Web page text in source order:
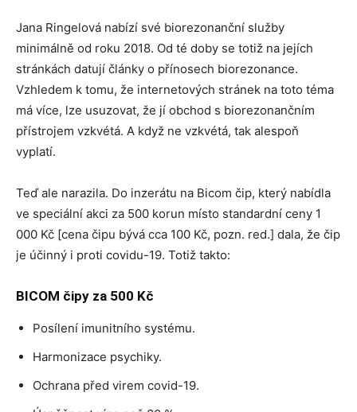
Jana Ringelová nabízí své biorezonanční služby
minimálně od roku 2018. Od té doby se totiž na jejích
stránkách datují články o přínosech biorezonance.
Vzhledem k tomu, že internetových stránek na toto téma
má více, lze usuzovat, že jí obchod s biorezonančním
přístrojem vzkvétá. A když ne vzkvétá, tak alespoň
vyplatí.
Teď ale narazila. Do inzerátu na Bicom čip, který nabídla
ve speciální akci za 500 korun místo standardní ceny 1
000 Kč [cena čipu bývá cca 100 Kč, pozn. red.] dala, že čip
je účinný i proti covidu-19. Totiž takto:
BICOM čipy za 500 Kč
Posílení imunitního systému.
Harmonizace psychiky.
Ochrana před virem covid-19.